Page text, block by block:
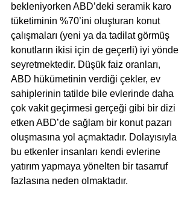
bekleniyorken ABD’deki seramik karo
tüketiminin %70’ini oluşturan konut
çalışmaları (yeni ya da tadilat görmüş
konutların ikisi için de geçerli) iyi yönde
seyretmektedir. Düşük faiz oranları,
ABD hükümetinin verdiği çekler, ev
sahiplerinin tatilde bile evlerinde daha
çok vakit geçirmesi gerçeği gibi bir dizi
etken ABD’de sağlam bir konut pazarı
oluşmasına yol açmaktadır. Dolayısıyla
bu etkenler insanları kendi evlerine
yatırım yapmaya yönelten bir tasarruf
fazlasına neden olmaktadır.